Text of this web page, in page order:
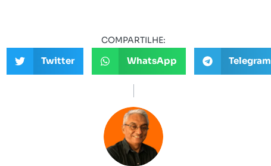
COMPARTILHE:
Twitter WhatsApp Telegram